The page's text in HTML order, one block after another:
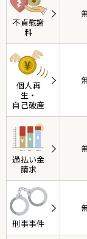
不貞慰謝
料
個人再
生・
自己破産
過払い金
請求
刑事事件